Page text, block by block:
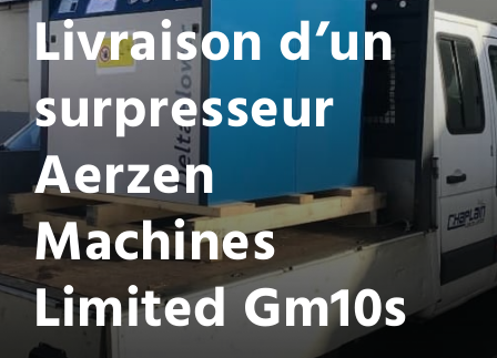
Livraison d’un
surpresseur
Aerzen
Machines
Limited Gm10s